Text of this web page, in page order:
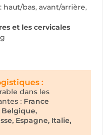
: haut/bas, avant/arrière,
et les cervicales
:
dans les
: France
Espagne, Italie,